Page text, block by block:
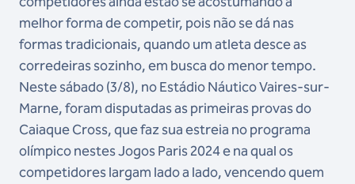
melhor forma de competir, pois não se dá nas
formas tradicionais, quando um atleta desce as
corredeiras sozinho, em busca do menor tempo.
Neste sábado (3/8), no Estádio Náutico Vaires-sur-
Marne, foram disputadas as primeiras provas do
Caiaque Cross, que faz sua estreia no programa
olímpico nestes Jogos Paris 2024 e na qual os
competidores largam lado a lado, vencendo quem